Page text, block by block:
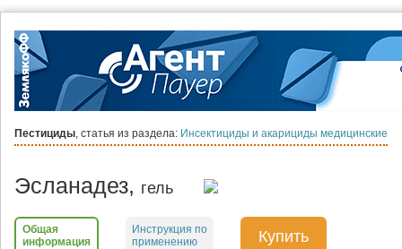
Пестициды, статья из раздела: Инсектициды и акарициды медицинские
Эсланадез, гель
Общая
информация
Инструкция по
применению
Купить